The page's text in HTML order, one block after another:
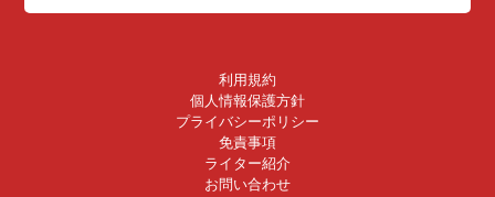
利用規約
個人情報保護方針
プライバシーポリシー
免責事項
ライター紹介
お問い合わせ